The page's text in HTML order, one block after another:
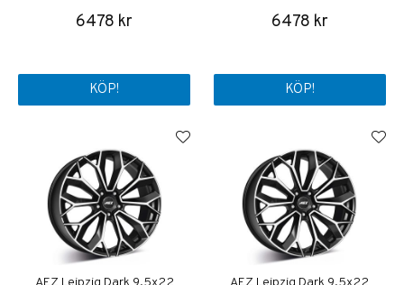
6478 kr
KÖP!
6478 kr
KÖP!